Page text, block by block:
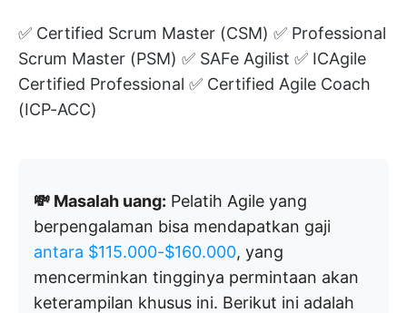
✅ Certified Scrum Master (CSM) ✅ Professional
Scrum Master (PSM) ✅ SAFe Agilist ✅ ICAgile
Certified Professional ✅ Certified Agile Coach
(ICP-ACC)
💸 Masalah uang: Pelatih Agile yang
berpengalaman bisa mendapatkan gaji
antara $115.000-$160.000, yang
mencerminkan tingginya permintaan akan
keterampilan khusus ini. Berikut ini adalah